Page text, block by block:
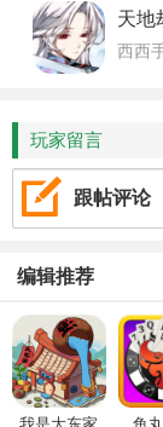
天地
西西
玩家留言
跟帖评论
编辑推荐